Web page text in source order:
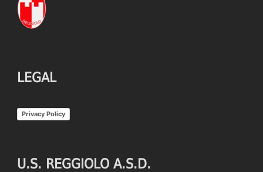
LEGAL
Privacy Policy
U.S. REGGIOLO A.S.D.